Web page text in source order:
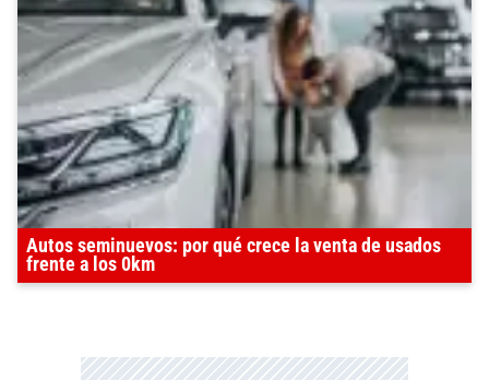
Autos seminuevos: por qué crece la venta de usados
frente a los 0km